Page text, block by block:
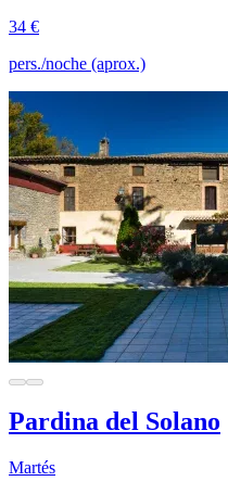
34 €
pers./noche (aprox.)
Pardina del Solano
Martés